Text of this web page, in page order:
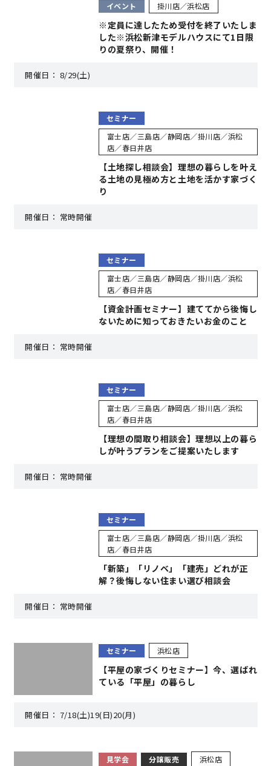
家具まで標準仕様の空間コーディネート
身体に優しい自然素材の家
耐震等級3 & 許容応力度計算 全棟標準
徹底したコストダウンの追求
頑丈で長持ちの外壁
2030年の省エネ基準住宅
100年点検住宅
生涯続く安心のアフターフォロー
nattoku住宅25周年記念モデル
納得リフォームスタジオ nattoku リノベ
分譲住宅･不動産
施工事例 お客さまの声
土地情報
近日分譲予定情報
動画ギャラリー 採用情報
イベント 掛川店／浜松店
※定員に達したため受付を終了いたしま
した※浜松新津モデルハウスにて1日限
りの夏祭り、開催！
開催日： 8/29(土)
セミナー
富士店／三島店／静岡店／掛川店／浜松
店／春日井店
【土地探し相談会】理想の暮らしを叶え
る土地の見極め方と土地を活かす家づく
り
開催日： 常時開催
セミナー
富士店／三島店／静岡店／掛川店／浜松
店／春日井店
【資金計画セミナー】建ててから後悔し
ないために知っておきたいお金のこと
開催日： 常時開催
セミナー
富士店／三島店／静岡店／掛川店／浜松
店／春日井店
【理想の間取り相談会】理想以上の暮ら
しが叶うプランをご提案いたします
開催日： 常時開催
セミナー
富士店／三島店／静岡店／掛川店／浜松
店／春日井店
「新築」「リノベ」「建売」どれが正
解？後悔しない住まい選び相談会
開催日： 常時開催
セミナー 浜松店
【平屋の家づくりセミナー】今、選ばれ
ている「平屋」の暮らし
開催日： 7/18(土)19(日)20(月)
見学会 分譲販売 浜松店